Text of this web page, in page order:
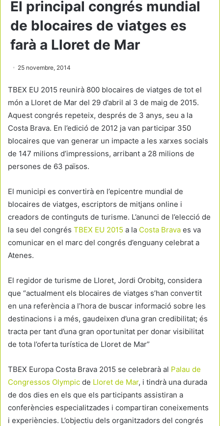
El principal congrés mundial
de blocaires de viatges es
farà a Lloret de Mar
25 novembre, 2014
TBEX EU 2015 reunirà 800 blocaires de viatges de tot el
món a Lloret de Mar del 29 d’abril al 3 de maig de 2015.
Aquest congrés repeteix, després de 3 anys, seu a la
Costa Brava. En l’edició de 2012 ja van participar 350
blocaires que van generar un impacte a les xarxes socials
de 147 milions d’impressions, arribant a 28 milions de
persones de 63 països.
El municipi es convertirà en l’epicentre mundial de
blocaires de viatges, escriptors de mitjans online i
creadors de continguts de turisme. L’anunci de l’elecció de
la seu del congrés TBEX EU 2015 a la Costa Brava es va
comunicar en el marc del congrés d’enguany celebrat a
Atenes.
El regidor de turisme de Lloret, Jordi Orobitg, considera
que “actualment els blocaires de viatges s’han convertit
en una referència a l’hora de buscar informació sobre les
destinacions i a més, gaudeixen d’una gran credibilitat; és
tracta per tant d’una gran oportunitat per donar visibilitat
de tota l’oferta turística de Lloret de Mar”
TBEX Europa Costa Brava 2015 se celebrarà al Palau de
Congressos Olympic de Lloret de Mar, i tindrà una durada
de dos dies en els que els participants assistiran a
conferències especialitzades i compartiran coneixements
i experiències. L’objectiu dels organitzadors del congrés